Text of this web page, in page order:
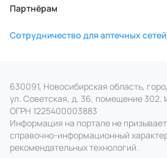
Партнёрам
Сотрудничество для аптечных сетей
630091, Новосибирская область,
ул. Советская, д. 36, помещение 302.
ОГРН 1225400003883
Информация на портале не
справочно‑информационный
рекомендательных технологий.